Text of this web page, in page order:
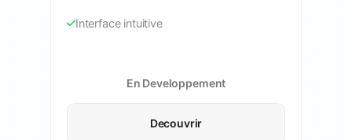
Interface intuitive
En Developpement
Decouvrir